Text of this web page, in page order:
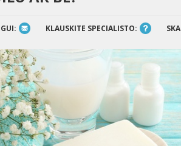
KLAUSKITE SPECIALISTO: